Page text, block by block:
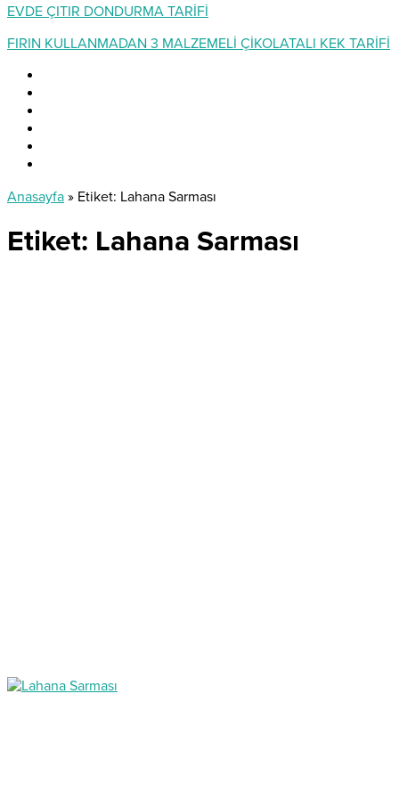
EVDE ÇITIR DONDURMA TARİFİ
FIRIN KULLANMADAN 3 MALZEMELİ ÇİKOLATALI KEK TARİFİ
Anasayfa » Etiket: Lahana Sarması
Etiket: Lahana Sarması